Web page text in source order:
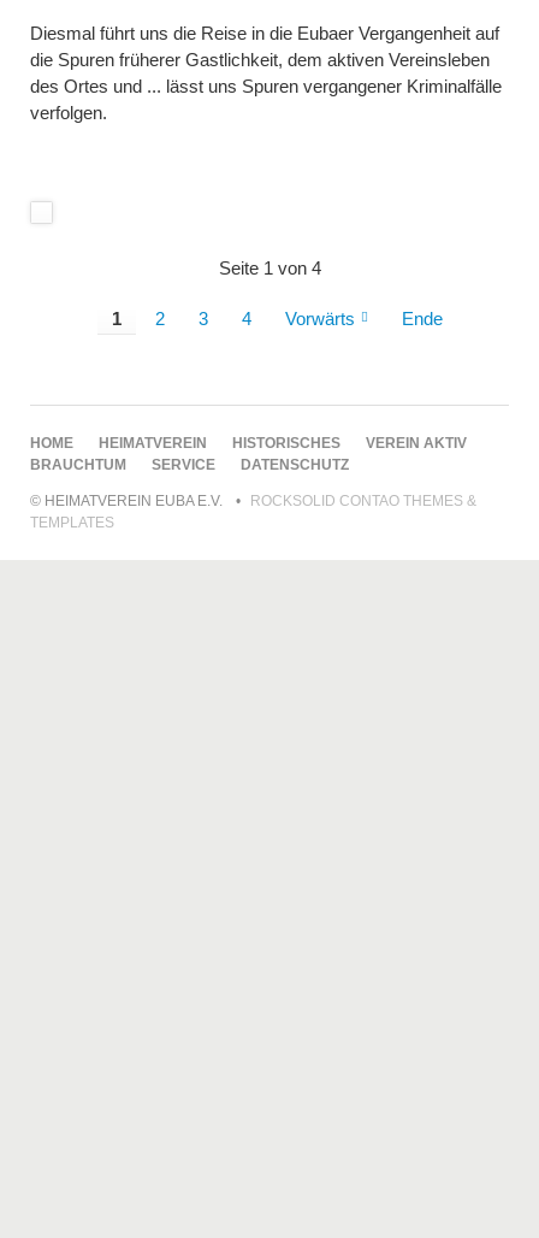
Diesmal führt uns die Reise in die Eubaer Vergangenheit auf
die Spuren früherer Gastlichkeit, dem aktiven Vereinsleben
des Ortes und ... lässt uns Spuren vergangener Kriminalfälle
verfolgen.
Seite 1 von 4
1 2 3 4 Vorwärts Ende
NAVIGATION
ÜBERSPRINGEN
HOME HEIMATVEREIN HISTORISCHES
VEREIN AKTIV
BRAUCHTUM
SERVICE DATENSCHUTZ
© HEIMATVEREIN EUBA E.V.
ROCKSOLID CONTAO THEMES &
TEMPLATES